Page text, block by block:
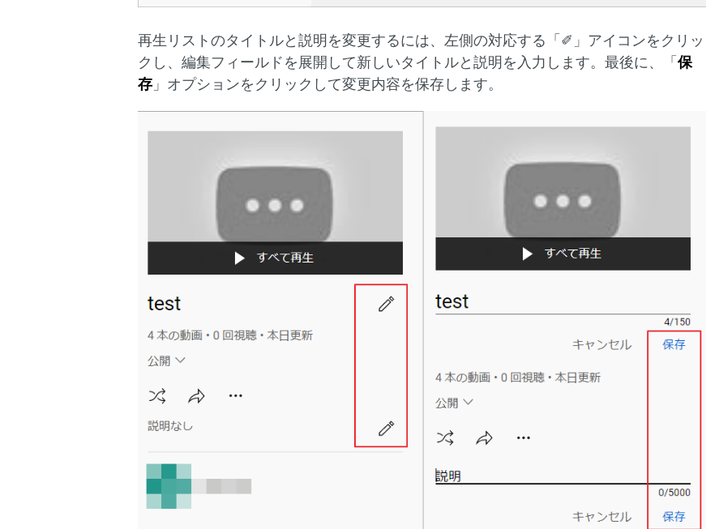
再生リストのタイトルと説明を変更するには、左側の対応する「✐」アイコンをクリッ
クし、編集フィールドを展開して新しいタイトルと説明を入力します。最後に、「保
存 」オプションをクリックして変更内容を保存します。